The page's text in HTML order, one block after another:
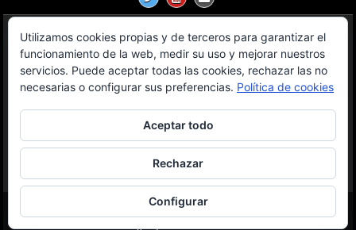
Política de Privacidad
Aviso Legal
Contacto
OGL License
Copyright © 2026 Milanosfera
Design by ThemesDNA.com
Utilizamos cookies propias y de terceros para garantizar el
funcionamiento de la web, medir su uso y mejorar nuestros
servicios. Puede aceptar todas las cookies, rechazar las no
necesarias o configurar sus preferencias. Política de cookies
Aceptar todo
Rechazar
Configurar